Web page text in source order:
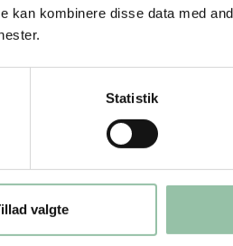
kan kombinere disse data med
Statistik
valgte